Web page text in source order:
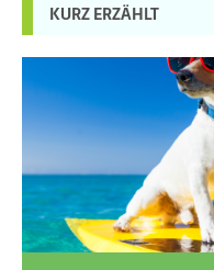
KURZ ERZÄHLT